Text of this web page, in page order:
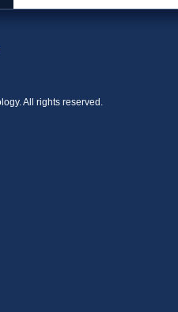
All rights reserved.